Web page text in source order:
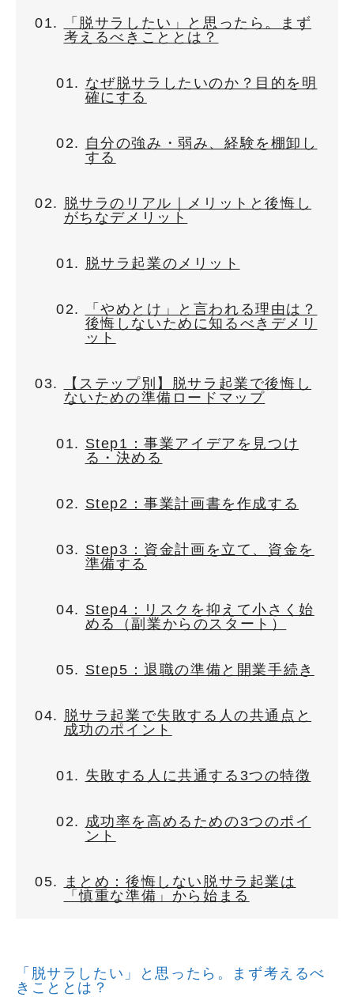
「脱サラしたい」と思ったら。まず
考えるべきこととは？
なぜ脱サラしたいのか？目的を明
確にする
自分の強み・弱み、経験を棚卸し
する
脱サラのリアル｜メリットと後悔し
がちなデメリット
脱サラ起業のメリット
「やめとけ」と言われる理由は？
後悔しないために知るべきデメリ
ット
【ステップ別】脱サラ起業で後悔し
ないための準備ロードマップ
Step1：事業アイデアを見つけ
る・決める
Step2：事業計画書を作成する
Step3：資金計画を立て、資金を
準備する
Step4：リスクを抑えて小さく始
める（副業からのスタート）
Step5：退職の準備と開業手続き
脱サラ起業で失敗する人の共通点と
成功のポイント
失敗する人に共通する3つの特徴
成功率を高めるための3つのポイ
ント
まとめ：後悔しない脱サラ起業は
「慎重な準備」から始まる
「脱サラしたい」と思ったら。まず考えるべ
きこととは？